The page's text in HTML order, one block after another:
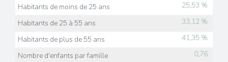
Habitants de moins de 25 ans
25,53 %
Habitants de 25 à 55 ans
33,12 %
Habitants de plus de 55 ans
41,35 %
Nombre d'enfants par famille
0,76